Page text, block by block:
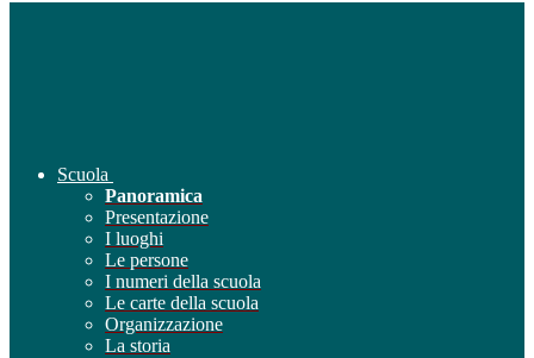
Scuola
Panoramica
Presentazione
I luoghi
Le persone
I numeri della scuola
Le carte della scuola
Organizzazione
La storia